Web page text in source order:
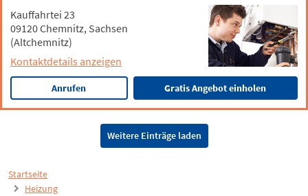
Startseite
Heizung
Kauffahrtei 23
09120 Chemnitz, Sachsen
(Altchemnitz)
Kontaktdetails anzeigen
Anrufen Gratis Angebot einholen
Weitere Einträge laden